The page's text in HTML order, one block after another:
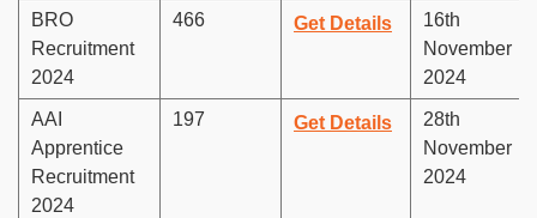
BRO
Recruitment
2024
466 Get Details
16th
November
2024
AAI
Apprentice
Recruitment
2024
197 Get Details
28th
November
2024